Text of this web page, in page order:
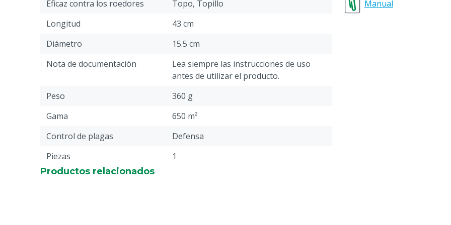
sistema superpuestas.
Eficaz contra los roedores
Topo, Topillo
Longitud
43 cm
Diámetro
15.5 cm
Nota de documentación
Lea siempre las instrucciones de uso
antes de utilizar el producto.
Peso
360 g
Gama
650 m²
Control de plagas
Defensa
Piezas
1
Material
Manual
Productos relacionados